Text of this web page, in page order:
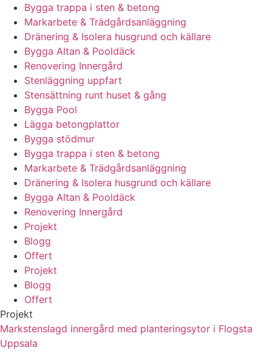
Bygga trappa i sten & betong
Markarbete & Trädgårdsanläggning
Dränering & Isolera husgrund och källare
Bygga Altan & Pooldäck
Renovering Innergård
Stenläggning uppfart
Stensättning runt huset & gång
Bygga Pool
Lägga betongplattor
Bygga stödmur
Bygga trappa i sten & betong
Markarbete & Trädgårdsanläggning
Dränering & Isolera husgrund och källare
Bygga Altan & Pooldäck
Renovering Innergård
Projekt
Blogg
Offert
Projekt
Blogg
Offert
Projekt
Markstenslagd innergård med planteringsytor i Flogsta
Uppsala